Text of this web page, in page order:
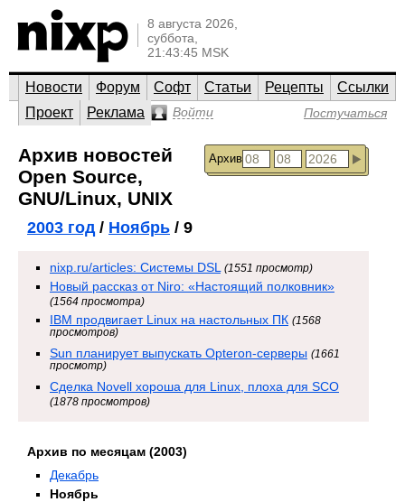
8 августа 2026,
суббота,
21:43:45 MSK
Новости Форум Софт Статьи Рецепты
Ссылки
Проект
Реклама Войти Постучаться
Архив
Архив новостей
Open Source,
GNU/Linux, UNIX
2003 год/ Ноябрь / 9
nixp.ru/articles: Системы DSL (1551 просмотр)
Новый рассказ от Niro: «Настоящий полковник»
(1564 просмотра)
IBM продвигает Linux на настольных ПК (1568
просмотров)
Sun планирует выпускать Opteron-серверы (1661
просмотр)
Сделка Novell хороша для Linux, плоха для SCO
(1878 просмотров)
Архив по месяцам (2003)
Декабрь
Ноябрь